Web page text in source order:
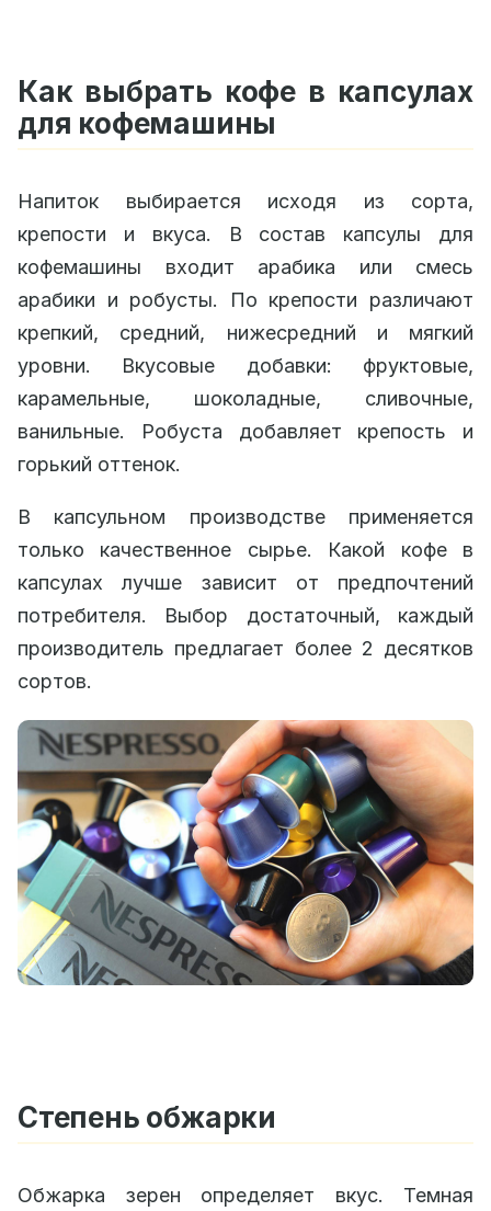
Как выбрать кофе в капсулах
для кофемашины
Напиток выбирается исходя из сорта,
крепости и вкуса. В состав капсулы для
кофемашины входит арабика или смесь
арабики и робусты. По крепости различают
крепкий, средний, нижесредний и мягкий
уровни. Вкусовые добавки: фруктовые,
карамельные, шоколадные, сливочные,
ванильные. Робуста добавляет крепость и
горький оттенок.
В капсульном производстве применяется
только качественное сырье. Какой кофе в
капсулах лучше зависит от предпочтений
потребителя. Выбор достаточный, каждый
производитель предлагает более 2 десятков
сортов.
Степень обжарки
Обжарка зерен определяет вкус. Темная